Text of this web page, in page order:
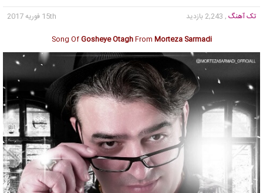
تک آهنگ , 2,243 بازدید
15th فوریه 2017
Song OfGosheye OtaghFrom Morteza Sarmadi